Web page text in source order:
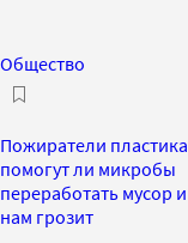
Общество
Пожиратели
помогут ли микробы
переработать мусор
нам грозит